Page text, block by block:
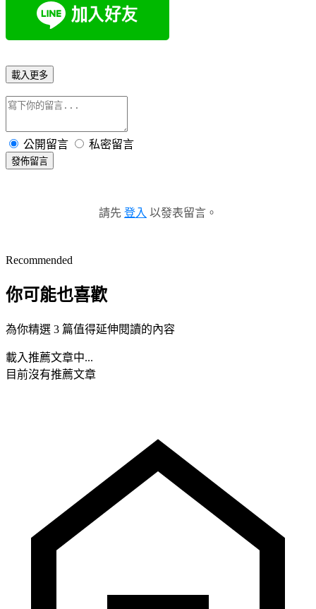
載入更多
公開留言 私密留言
發佈留言
請先 登入 以發表留言。
Recommended
你可能也喜歡
為你精選 3 篇值得延伸閱讀的內容
載入推薦文章中...
目前沒有推薦文章